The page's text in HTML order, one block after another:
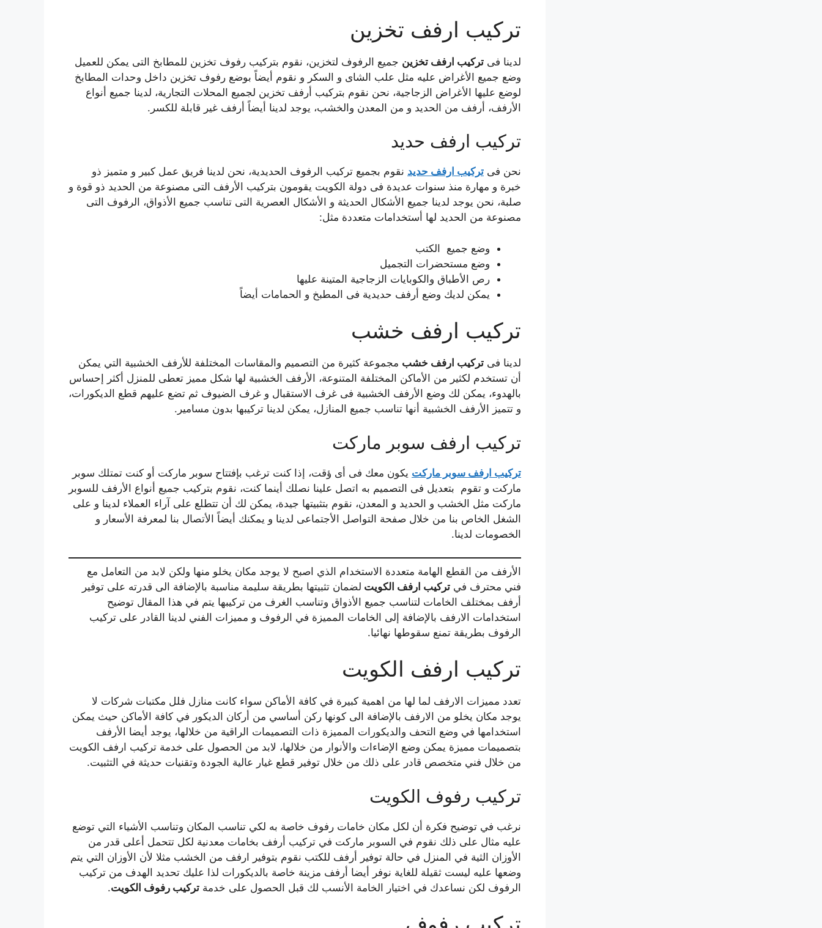
تركيب ارفف تخزين
لدينا فى تركيب ارفف تخزين جميع الرفوف لتخزين، نقوم بتركيب رفوف تخزين للمطابخ التى يمكن للعميل
وضع جميع الأغراض عليه مثل علب الشاى و السكر و نقوم أيضاً بوضع رفوف تخزين داخل وحدات المطابخ
لوضع عليها الأغراض الزجاجية، نحن نقوم بتركيب أرفف تخزين لجميع المحلات التجارية، لدينا جميع أنواع
الأرفف، أرفف من الحديد و من المعدن والخشب، يوجد لدينا أيضاً أرفف غير قابلة للكسر.
تركيب ارفف حديد
نحن فى تركيب ارفف حديد نقوم بجميع تركيب الرفوف الحديدية، نحن لدينا فريق عمل كبير و متميز ذو
خبرة و مهارة منذ سنوات عديدة فى دولة الكويت يقومون بتركيب الأرفف التى مصنوعة من الحديد ذو قوة و
صلبة، نحن يوجد لدينا جميع الأشكال الحديثة و الأشكال العصرية التى تناسب جميع الأذواق، الرفوف التى
مصنوعة من الحديد لها أستخدامات متعددة مثل:
وضع جميع الكتب
وضع مستحضرات التجميل
رص الأطباق والكوبايات الزجاجية المتينة عليها
يمكن لديك وضع أرفف حديدية فى المطبخ و الحمامات أيضاً
تركيب ارفف خشب
لدينا فى تركيب ارفف خشب مجموعة كثيرة من التصميم والمقاسات المختلفة للأرفف الخشبية التي يمكن
أن تستخدم لكثير من الأماكن المختلفة المتنوعة، الأرفف الخشبية لها شكل مميز تعطى للمنزل أكثر إحساس
بالهدوء، يمكن لك وضع الأرفف الخشبية فى غرف الاستقبال و غرف الضيوف ثم تضع عليهم قطع الديكورات،
و تتميز الأرفف الخشبية أنها تناسب جميع المنازل، يمكن لدينا تركيبها بدون مسامير.
تركيب ارفف سوبر ماركت
تركيب ارفف سوبر ماركت يكون معك فى أى ؤقت، إذا كنت ترغب بإفتتاح سوبر ماركت أو كنت تمتلك سوبر
ماركت و تقوم بتعديل فى التصميم به اتصل علينا نصلك أينما كنت، نقوم بتركيب جميع أنواع الأرفف للسوبر
ماركت مثل الخشب و الحديد و المعدن، نقوم بتثبيتها جيدة، يمكن لك أن تتطلع على آراء العملاء لدينا و على
الشغل الخاص بنا من خلال صفحة التواصل الأجتماعى لدينا و يمكنك أيضاً الأتصال بنا لمعرفة الأسعار و
الخصومات لدينا.
الأرفف من القطع الهامة متعددة الاستخدام الذي اصبح لا يوجد مكان يخلو منها ولكن لابد من التعامل مع
فني محترف في تركيب ارفف الكويت لضمان تثبيتها بطريقة سليمة مناسبة بالإضافة الى قدرته على توفير
أرفف بمختلف الخامات لتناسب جميع الأذواق وتناسب الغرف من تركيبها يتم في هذا المقال توضيح
استخدامات الارفف بالإضافة إلى الخامات المميزة في الرفوف و مميزات الفني لدينا القادر على تركيب
الرفوف بطريقة تمنع سقوطها نهائيا.
تركيب ارفف الكويت
تعدد مميزات الارفف لما لها من اهمية كبيرة في كافة الأماكن سواء كانت منازل فلل مكتبات شركات لا
يوجد مكان يخلو من الارفف بالإضافة الى كونها ركن أساسي من أركان الديكور في كافة الأماكن حيث يمكن
استخدامها في وضع التحف والديكورات المميزة ذات التصميمات الراقية من خلالها، يوجد أيضا الأرفف
بتصميمات مميزة يمكن وضع الإضاءات والأنوار من خلالها، لابد من الحصول على خدمة تركيب ارفف الكويت
من خلال فني متخصص قادر على ذلك من خلال توفير قطع غيار عالية الجودة وتقنيات حديثة في التثبيت.
تركيب رفوف الكويت
نرغب في توضيح فكرة أن لكل مكان خامات رفوف خاصة به لكي تناسب المكان وتناسب الأشياء التي توضع
عليه مثال على ذلك نقوم في السوبر ماركت في تركيب أرفف بخامات معدنية لكل تتحمل أعلى قدر من
الأوزان الثية في المنزل في حالة توفير أرفف للكتب نقوم بتوفير ارفف من الخشب مثلا لأن الأوزان التي يتم
وضعها عليه ليست ثقيلة للغاية نوفر أيضا أرفف مزينة خاصة بالديكورات لذا عليك تحديد الهدف من تركيب
الرفوف لكن نساعدك في اختيار الخامة الأنسب لك قبل الحصول على خدمة تركيب رفوف الكويت.